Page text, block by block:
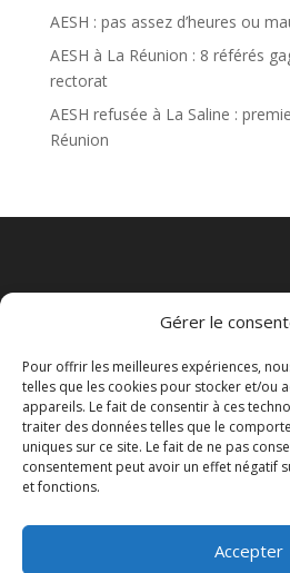
Gérer le
Pour offrir les meilleures expériences,
telles que les cookies pour stocker et/ou
appareils. Le fait de consentir à ces
traiter des données telles que le
uniques sur ce site. Le fait de ne pas
consentement peut avoir un effet négatif
et fonctions.
Accepter
AESH : pas assez d’heures ou
AESH à La Réunion : 8 référés
rectorat
AESH refusée à La Saline :
Réunion
Politique de
Politique de confidentialité